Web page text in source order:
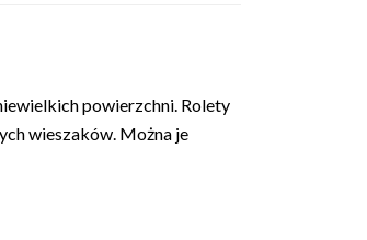
powierzchni. Rolety
wieszaków. Można je